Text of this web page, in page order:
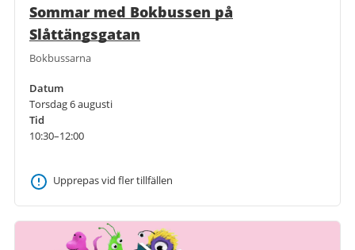
Sommar med Bokbussen på
Slåttängsgatan
Bokbussarna
Datum
Torsdag 6 augusti
Tid
10:30–12:00
Upprepas vid fler tillfällen